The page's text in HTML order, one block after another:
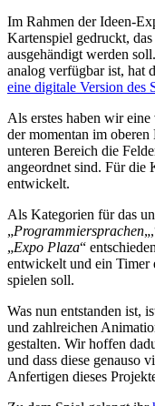
Im Rahmen der Ideen-
Kartenspiel gedruckt,
ausgehändigt werden
analog verfügbar ist, hat
eine digitale Version des
Als erstes haben wir
der momentan im
unteren Bereich die
angeordnet sind. Für die
entwickelt.
Als Kategorien für das
„Programmiersprachen
„Expo Plaza“
entwickelt und ein Timer
spielen soll.
Was nun entstanden ist,
und zahlreichen
gestalten. Wir hoffen
und dass diese genauso
Anfertigen dieses